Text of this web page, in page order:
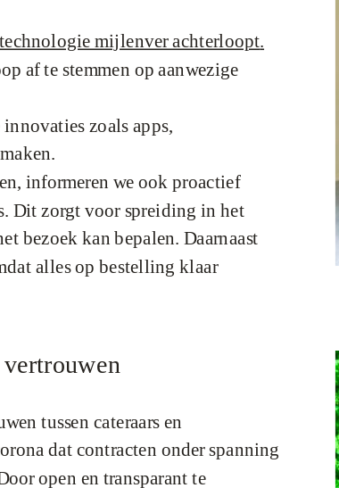
mijlenver achterloopt.
af te stemmen op aanwezige
zoals apps,
informeren we ook proactief
Dit zorgt voor spreiding in het
bezoek kan bepalen. Daarnaast
alles op bestelling klaar
tussen cateraars en
dat contracten onder spanning
open en transparant te